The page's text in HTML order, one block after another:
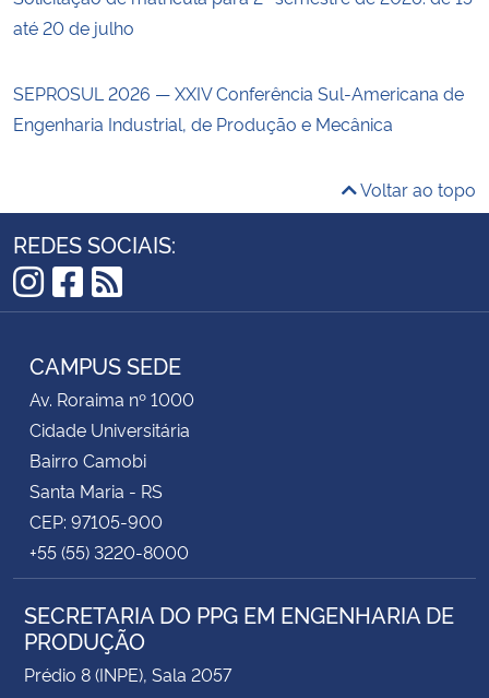
até 20 de julho
SEPROSUL 2026 — XXIV Conferência Sul-Americana de
Engenharia Industrial, de Produção e Mecânica
Voltar ao topo
REDES SOCIAIS:
Instagram
Facebook
RSS
CAMPUS SEDE
Av. Roraima nº 1000
Cidade Universitária
Bairro Camobi
Santa Maria - RS
CEP: 97105-900
+55 (55) 3220-8000
SECRETARIA DO PPG EM ENGENHARIA DE
PRODUÇÃO
Prédio 8 (INPE), Sala 2057